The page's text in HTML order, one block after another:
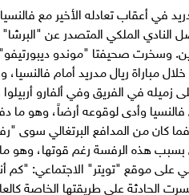
في أعقاب تعادله الأخير مع
النادي الملكي المتصدر عن
وسخرت صحيفتا "موندو
مباراة ريال مدريد أمام فالنسيا،
زميله في الفريق وفي ألفارو
وأدى لوقوعه أرضاً، وهو ما
كان من المدافع البرتغالي سوى
هذه الرفسة رغم قوتها، وهو
على موقع "تويتر" الاجتماعي: "كم
على طريقتها الخاصة